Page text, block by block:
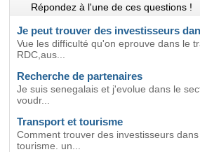
Répondez à l'une de ces questions !
Je peut trouver des investisseurs
Vue les difficulté qu'on eprouve dans le
RDC,aus...
Recherche de partenaires
Je suis senegalais et j'evolue dans le
voudr...
Transport et tourisme
Comment trouver des investisseurs
tourisme. un...